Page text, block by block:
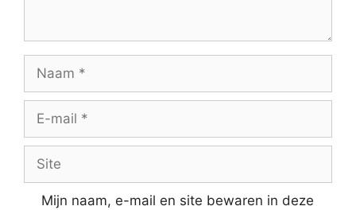
Naam
Site
Mijn naam, e-mail en site bewaren in deze